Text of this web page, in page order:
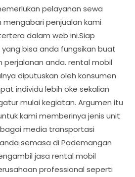
pelayanan sewa
mengabari penjualan kami
dalam web ini.Siap
bisa anda fungsikan buat
perjalanan anda. rental mobil
diputuskan oleh konsumen
individu lebih oke sekalian
mulai kegiatan. Argumen itu
kami memberinya jenis unit
media transportasi
semasa di Pademangan
jasa rental mobil
professional seperti